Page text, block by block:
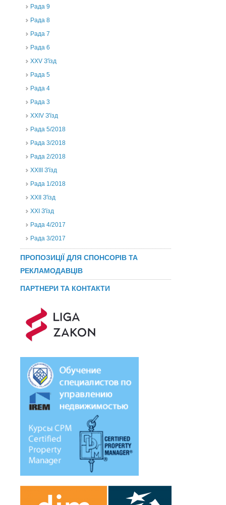
Рада 9
Рада 8
Рада 7
Рада 6
XXV З'їзд
Рада 5
Рада 4
Рада 3
ХХIV З'їзд
Рада 5/2018
Рада 3/2018
Рада 2/2018
XXIII З'їзд
Рада 1/2018
ХХІІ З'їзд
XXI З'їзд
Рада 4/2017
Рада 3/2017
ПРОПОЗИЦІЇ ДЛЯ СПОНСОРІВ ТА
РЕКЛАМОДАВЦІВ
ПАРТНЕРИ ТА КОНТАКТИ